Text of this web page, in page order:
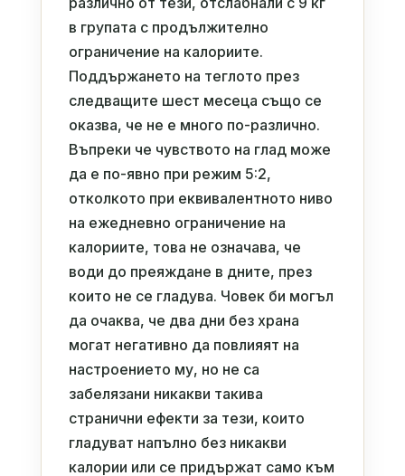
в групата с продължително
ограничение на калориите.
Поддържането на теглото през
следващите шест месеца също се
оказва, че не е много по-различно.
Въпреки че чувството на глад може
да е по-явно при режим 5:2,
отколкото при еквивалентното ниво
на ежедневно ограничение на
калориите, това не означава, че
води до преяждане в дните, през
които не се гладува. Човек би могъл
да очаква, че два дни без храна
могат негативно да повлияят на
настроението му, но не са
забелязани никакви такива
странични ефекти за тези, които
гладуват напълно без никакви
калории или се придържат само към